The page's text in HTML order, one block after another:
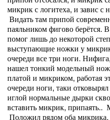
микрик с логитеха, и завис
Видать там припой
паяльником фигово берётся.
помог лишь до некоторой
выступающие ножки у
очереди все три ноги.
нашел тонкий модельный
платой и микриком, работая
очереди ноги, таки
иглой нормальные дырки
вставить микрик,
Положил рядом оба